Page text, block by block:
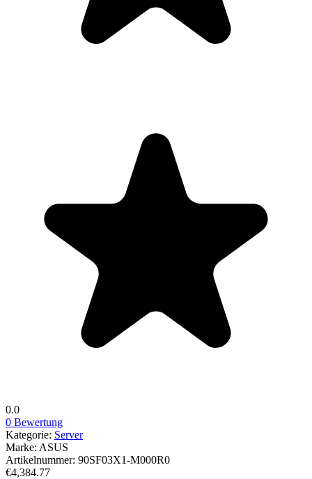
0.0
0 Bewertung
Kategorie: Server
Marke: ASUS
Artikelnummer: 90SF03X1-M000R0
€4,384.77